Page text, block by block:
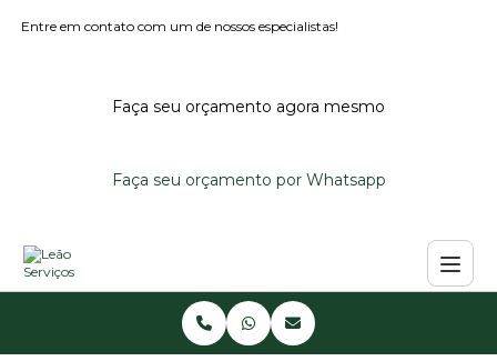
Entre em contato com um de nossos especialistas!
Faça seu orçamento agora mesmo
Faça seu orçamento por Whatsapp